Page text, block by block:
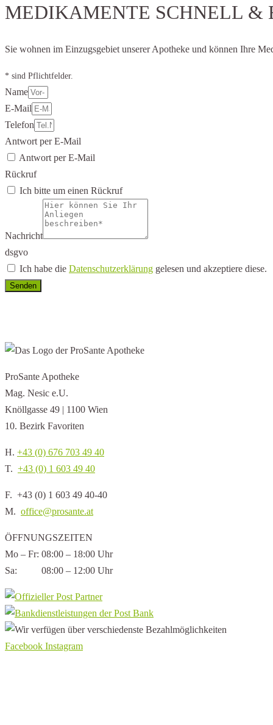
MEDIKAMENTE SCHNELL &
Sie wohnen im Einzugsgebiet unserer Apotheke und können Ihre
* sind Pflichtfelder.
Name
E-Mail
Telefon
Antwort per E-Mail
Antwort per E-Mail
Rückruf
Ich bitte um einen Rückruf
Nachricht
dsgvo
Ich habe die Datenschutzerklärung gelesen und akzeptiere diese.
Senden
ProSante Apotheke
Mag. Nesic e.U.
Knöllgasse 49 | 1100 Wien
10. Bezirk Favoriten
H. +43 (0) 676 703 49 40
T. +43 (0) 1 603 49 40
F. +43 (0) 1 603 49 40-40
M. office@prosante.at
ÖFFNUNGSZEITEN
Mo – Fr: 08:00 – 18:00 Uhr
Sa: 08:00 – 12:00 Uhr
Facebook Instagram